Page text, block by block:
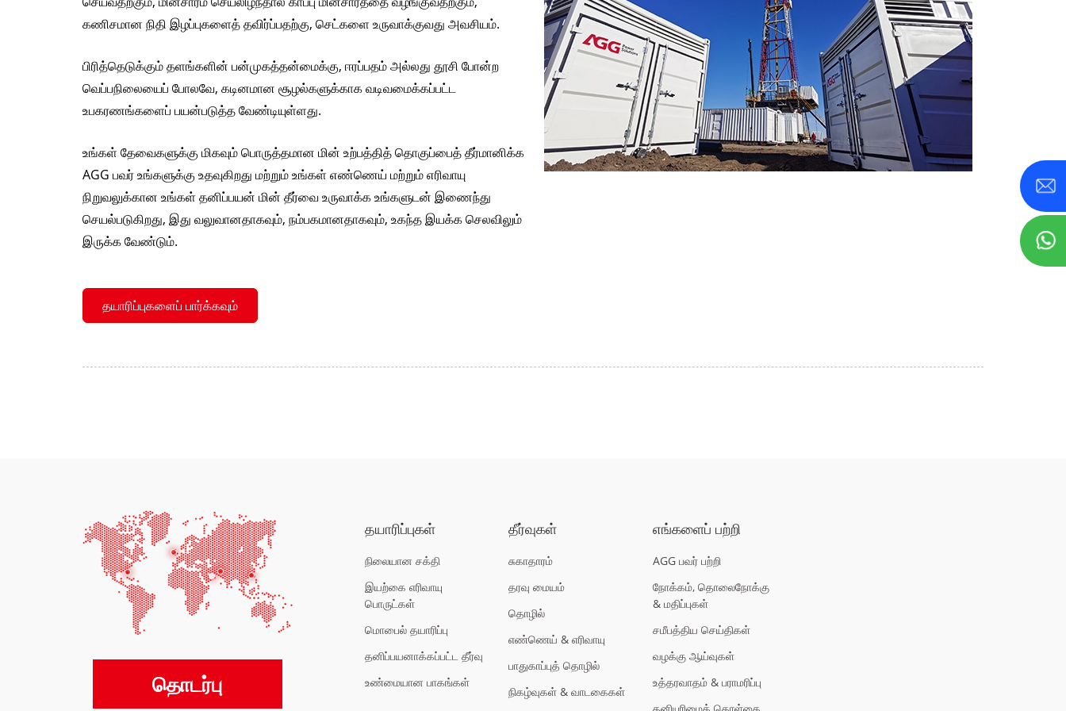
V தொடர் 350-800 KVA
கணிசமான நிதி இழப்புகளைத் தவிர்ப்பதற்கு, செட்களை உருவாக்குவது அவசியம்.
பிரித்தெடுக்கும் தளங்களின் பன்முகத்தன்மைக்கு, ஈரப்பதம் அல்லது தூசி போன்ற
வெப்பநிலையைப் போலவே, கடினமான சூழல்களுக்காக வடிவமைக்கப்பட்ட
உபகரணங்களைப் பயன்படுத்த வேண்டியுள்ளது.
உங்கள் தேவைகளுக்கு மிகவும் பொருத்தமான மின் உற்பத்தித் தொகுப்பைத் தீர்மானிக்க
AGG பவர் உங்களுக்கு உதவுகிறது மற்றும் உங்கள் எண்ணெய் மற்றும் எரிவாயு
நிறுவலுக்கான உங்கள் தனிப்பயன் மின் தீர்வை உருவாக்க உங்களுடன் இணைந்து
செயல்படுகிறது, இது வலுவானதாகவும், நம்பகமானதாகவும், உகந்த இயக்க செலவிலும்
இருக்க வேண்டும்.
தயாரிப்புகளைப் பார்க்கவும்
தொடர்பு
தயாரிப்புகள்
நிலையான சக்தி
இயற்கை எரிவாயு
பொருட்கள்
மொபைல் தயாரிப்பு
தனிப்பயனாக்கப்பட்ட தீர்வு
உண்மையான பாகங்கள்
தீர்வுகள்
சுகாதாரம்
தரவு மையம்
தொழில்
எண்ணெய் & எரிவாயு
பாதுகாப்புத் தொழில்
நிகழ்வுகள் & வாடகைகள்
எங்களைப் பற்றி
AGG பவர் பற்றி
நோக்கம், தொலைநோக்கு
& மதிப்புகள்
சமீபத்திய செய்திகள்
வழக்கு ஆய்வுகள்
உத்தரவாதம் & பராமரிப்பு